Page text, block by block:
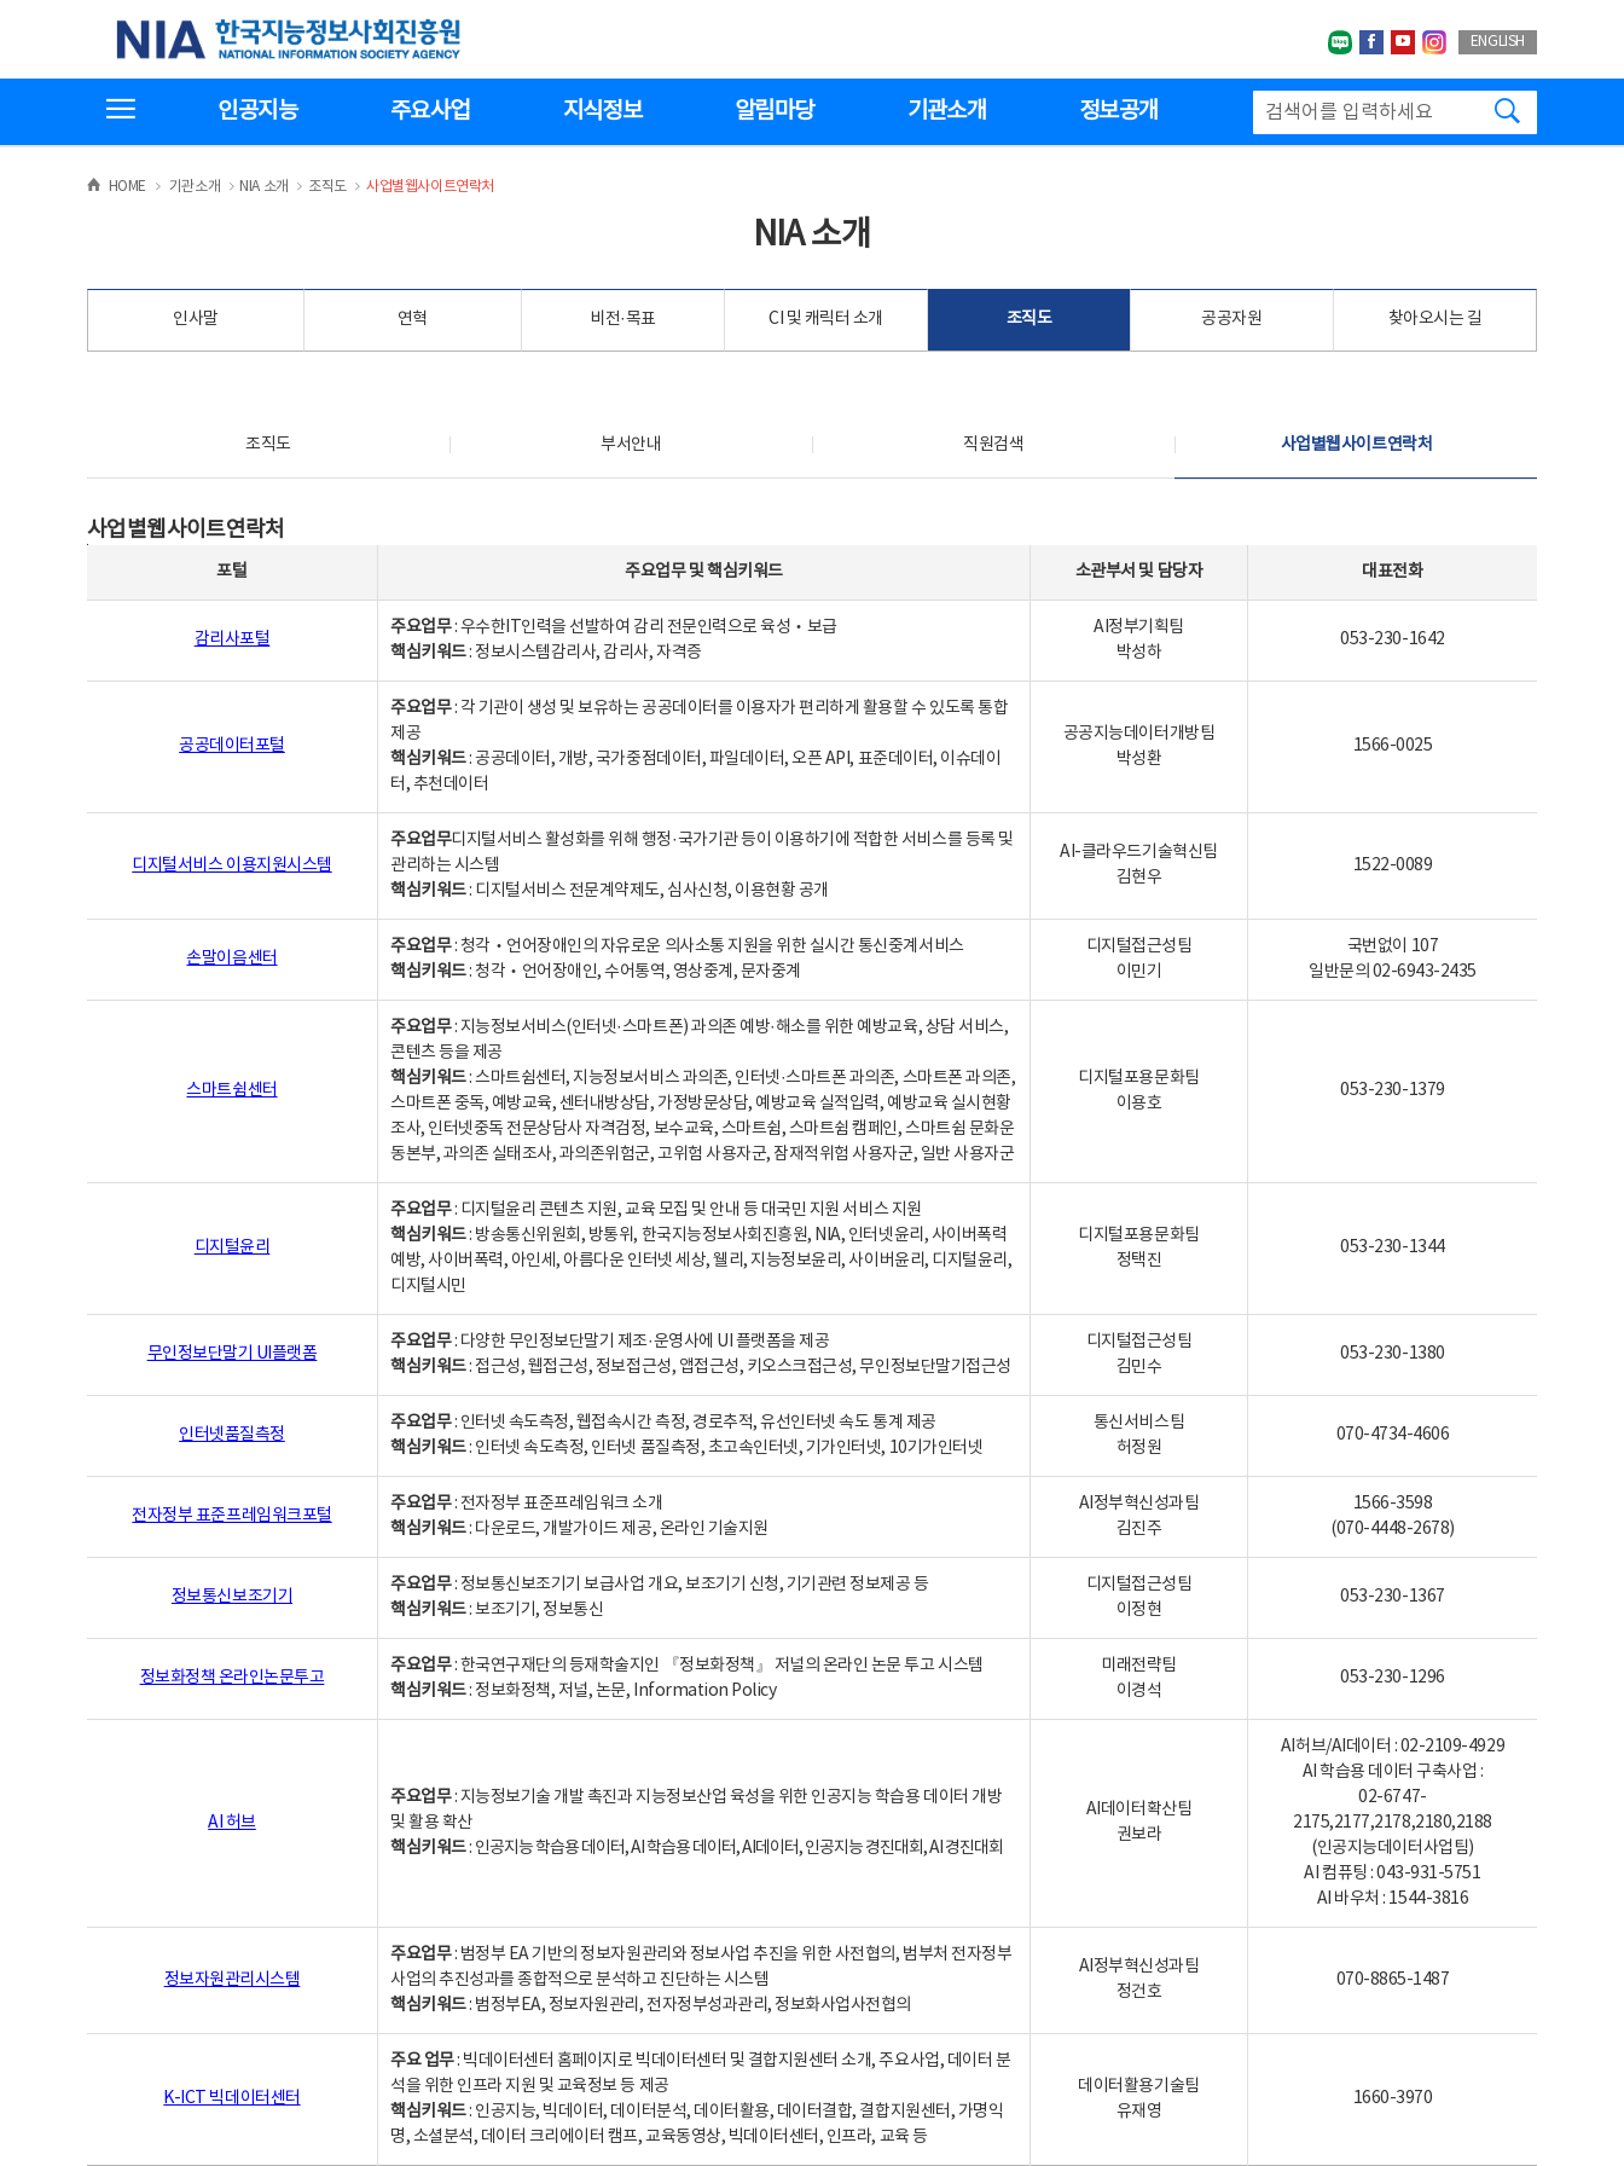
기
한국지능정보사회진흥원
네이버블로그
페이스북
유투브인스타그랩
ENGLISH
인공지능 주요사업 지식정보 알림마당 기관소개 정보공개
HOME >
기관소개 >NIA 소개 >
조직도 >
사업별웹사이트연락처
NIA 소개
인사말 연혁 비전·목표 CI 및 캐릭터 소개 조직도 공공자원 찾아오시는 길
조직도 부서안내 직원검색 사업별웹사이트연락처
사업별웹사이트연락처
포털 주요업무및핵심키워드 소관부서 및 담당자 대표전화
감리사포털
주요업무: 우수한IT인력을 선발하여 감리 전문인력으로 육성‧보급
핵심키워드: 정보시스템감리사, 감리사, 자격증
AI정부기획팀
박성하
053-230-1642
공공데이터포털
주요업무: 각 기관이 생성 및 보유하는 공공데이터를 이용자가 편리하게 활용할 수 있도록 통합
제공
핵심키워드: 공공데이터, 개방, 국가중점데이터, 파일데이터, 오픈 API, 표준데이터, 이슈데이
터, 추천데이터
공공지능데이터개방팀
박성환
1566-0025
디지털서비스 이용지원시스템
주요업무디지털서비스 활성화를 위해 행정·국가기관 등이 이용하기에 적합한 서비스를 등록 및
관리하는 시스템
핵심키워드: 디지털서비스 전문계약제도, 심사신청, 이용현황 공개
AI-클라우드기술혁신팀
김현우
1522-0089
손말이음센터
주요업무: 청각‧언어장애인의 자유로운 의사소통 지원을 위한 실시간 통신중계서비스
핵심키워드: 청각‧언어장애인, 수어통역, 영상중계, 문자중계
디지털접근성팀
이민기
국번없이 107
일반문의 02-6943-2435
스마트쉼센터
주요업무: 지능정보서비스(인터넷·스마트폰) 과의존 예방·해소를 위한 예방교육, 상담 서비스,
콘텐츠 등을 제공
핵심키워드: 스마트쉼센터, 지능정보서비스 과의존, 인터넷·스마트폰 과의존, 스마트폰 과의존,
스마트폰 중독, 예방교육, 센터내방상담, 가정방문상담, 예방교육 실적입력, 예방교육 실시현황
조사, 인터넷중독 전문상담사 자격검정, 보수교육, 스마트쉼, 스마트쉼 캠페인, 스마트쉼 문화운
동본부, 과의존 실태조사, 과의존위험군, 고위험 사용자군, 잠재적위험 사용자군, 일반 사용자군
디지털포용문화팀
이용호
053-230-1379
디지털윤리
주요업무: 디지털윤리 콘텐츠 지원, 교육 모집 및 안내 등 대국민 지원 서비스 지원
핵심키워드: 방송통신위원회, 방통위, 한국지능정보사회진흥원, NIA, 인터넷윤리, 사이버폭력
예방, 사이버폭력, 아인세, 아름다운 인터넷 세상, 웰리, 지능정보윤리, 사이버윤리, 디지털윤리,
디지털시민
디지털포용문화팀
정택진
053-230-1344
무인정보단말기 UI플랫폼
주요업무: 다양한 무인정보단말기 제조·운영사에 UI 플랫폼을 제공
핵심키워드: 접근성, 웹접근성, 정보접근성, 앱접근성, 키오스크접근성, 무인정보단말기접근성
디지털접근성팀
김민수
053-230-1380
인터넷품질측정
주요업무: 인터넷 속도측정, 웹접속시간 측정, 경로추적, 유선인터넷 속도 통계 제공
핵심키워드: 인터넷 속도측정, 인터넷 품질측정, 초고속인터넷, 기가인터넷, 10기가인터넷
통신서비스팀
허정원
070-4734-4606
전자정부 표준프레임워크포털
주요업무: 전자정부 표준프레임워크 소개
핵심키워드: 다운로드, 개발가이드 제공, 온라인 기술지원
AI정부혁신성과팀
김진주
1566-3598
(070-4448-2678)
정보통신보조기기
주요업무: 정보통신보조기기 보급사업 개요, 보조기기 신청, 기기관련 정보제공 등
핵심키워드: 보조기기, 정보통신
디지털접근성팀
이정현
053-230-1367
정보화정책 온라인논문투고
주요업무: 한국연구재단의 등재학술지인 『정보화정책』 저널의 온라인 논문 투고 시스템
핵심키워드: 정보화정책, 저널, 논문, Information Policy
미래전략팀
이경석
053-230-1296
AI 허브
주요업무: 지능정보기술 개발 촉진과 지능정보산업 육성을 위한 인공지능 학습용 데이터 개방
및 활용 확산
핵심키워드: 인공지능 학습용 데이터, AI 학습용 데이터, AI데이터, 인공지능 경진대회, AI 경진대회
AI데이터확산팀
권보라
AI허브/AI데이터 : 02-2109-4929
AI 학습용 데이터 구축사업 :
02-6747-
2175,2177,2178,2180,2188
(인공지능데이터사업팀)
AI 컴퓨팅 : 043-931-5751
AI 바우처 : 1544-3816
정보자원관리시스템
주요업무: 범정부 EA 기반의 정보자원관리와 정보사업 추진을 위한 사전협의, 범부처 전자정부
사업의 추진성과를 종합적으로 분석하고 진단하는 시스템
핵심키워드: 범정부EA, 정보자원관리, 전자정부성과관리, 정보화사업사전협의
AI정부혁신성과팀
정건호
070-8865-1487
K-ICT 빅데이터센터
주요 업무: 빅데이터센터 홈페이지로 빅데이터센터 및 결합지원센터 소개, 주요사업, 데이터 분
석을 위한 인프라 지원 및 교육정보 등 제공
핵심키워드: 인공지능, 빅데이터, 데이터분석, 데이터활용, 데이터결합, 결합지원센터, 가명익
명, 소셜분석, 데이터 크리에이터 캠프, 교육동영상, 빅데이터센터, 인프라, 교육 등
데이터활용기술팀
유재영
1660-3970